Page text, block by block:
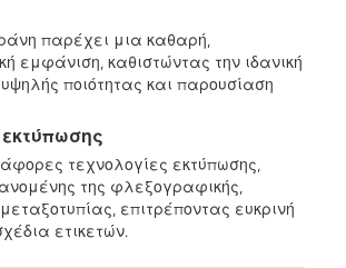
παρέχει μια καθαρή,
εμφάνιση, καθιστώντας την ιδανική
ποιότητας και παρουσίαση
τεχνολογίες εκτύπωσης,
της φλεξογραφικής,
επιτρέποντας ευκρινή
ετικετών.